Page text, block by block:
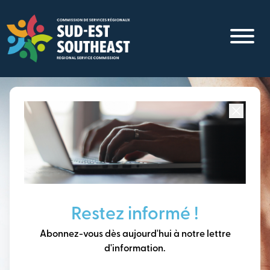
contenu
principal
Restez informé !
Abonnez-vous dès aujourd'hui à notre lettre
d'information.
Concentré sur toutes les communautés du
Nouveau-Brunswick
construire notre avenir